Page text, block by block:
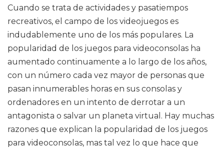
Cuando se trata de actividades y pasatiempos
recreativos, el campo de los videojuegos es
indudablemente uno de los más populares. La
popularidad de los juegos para videoconsolas ha
aumentado continuamente a lo largo de los años,
con un número cada vez mayor de personas que
pasan innumerables horas en sus consolas y
ordenadores en un intento de derrotar a un
antagonista o salvar un planeta virtual. Hay muchas
razones que explican la popularidad de los juegos
para videoconsolas, mas tal vez lo que hace que